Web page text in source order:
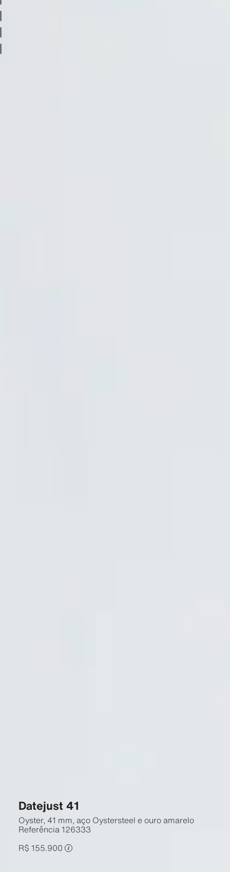
Datejust 41
Oyster, 41 mm, aço Oystersteel e ouro amarelo
Referência126333
R$ 155.900